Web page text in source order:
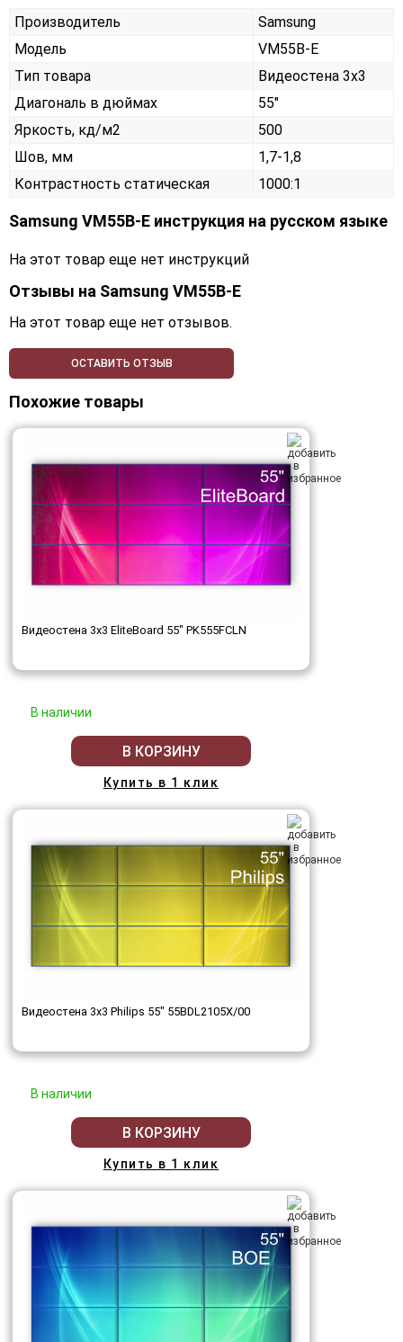
Производитель
Samsung
Модель
VM55B-E
Тип товара
Видеостена 3х3
Диагональ в дюймах
55"
Яркость, кд/м2
500
Шов, мм
1,7-1,8
Контрастность статическая
1000:1
Samsung VM55B-E инструкция на русском языке
На этот товар еще нет инструкций
Отзывы на Samsung VM55B-E
На этот товар еще нет отзывов.
ОСТАВИТЬ ОТЗЫВ
Похожие товары
Видеостена 3x3 EliteBoard 55" PK555FCLN
В наличии
В КОРЗИНУ
Купить в 1 клик
Видеостена 3x3 Philips 55" 55BDL2105X/00
В наличии
В КОРЗИНУ
Купить в 1 клик